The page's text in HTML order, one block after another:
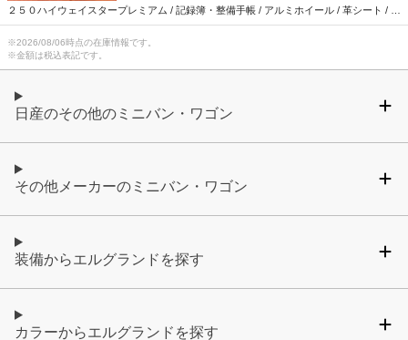
２５０ハイウェイスタープレミアム / 記録簿・整備手帳 / アルミホイール / 革シート / エ
アコン / キーレス / カーナビ / テレビ / ABS / エアバッグ / パワーステアリング / パワー
※2026/08/06時点の在庫情報です。
※金額は税込表記です。
日産のその他のミニバン・ワゴン
その他メーカーのミニバン・ワゴン
装備からエルグランドを探す
カラーからエルグランドを探す